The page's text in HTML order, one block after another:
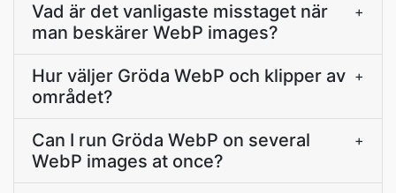
Vad är det vanligaste misstaget när
man beskärer WebP images?
+
Hur väljer Gröda WebP och klipper av
området?
+
Can I run Gröda WebP on several
WebP images at once?
+